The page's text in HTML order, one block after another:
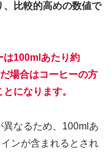
、比較的高めの数値で
は100mlあたり約
場合はコーヒーの方
になります。
異なるため、100mlあ
ンが含まれるとされ